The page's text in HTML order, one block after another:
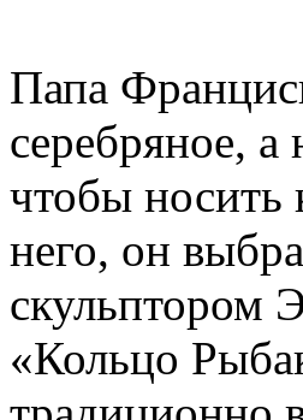
Папа
серебряное, а
чтобы носить
него, он
скульптором
«Кольцо